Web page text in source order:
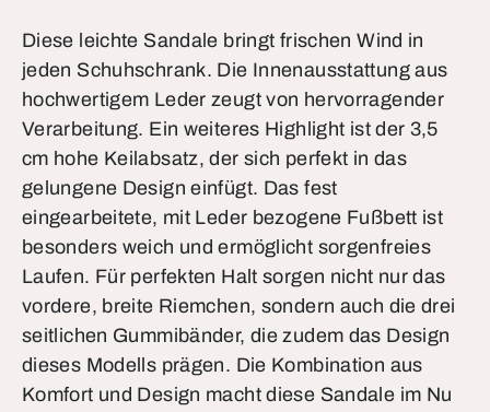
Diese leichte Sandale bringt frischen Wind in
jeden Schuhschrank. Die Innenausstattung aus
hochwertigem Leder zeugt von hervorragender
Verarbeitung. Ein weiteres Highlight ist der 3,5
cm hohe Keilabsatz, der sich perfekt in das
gelungene Design einfügt. Das fest
eingearbeitete, mit Leder bezogene Fußbett ist
besonders weich und ermöglicht sorgenfreies
Laufen. Für perfekten Halt sorgen nicht nur das
vordere, breite Riemchen, sondern auch die drei
seitlichen Gummibänder, die zudem das Design
dieses Modells prägen. Die Kombination aus
Komfort und Design macht diese Sandale im Nu